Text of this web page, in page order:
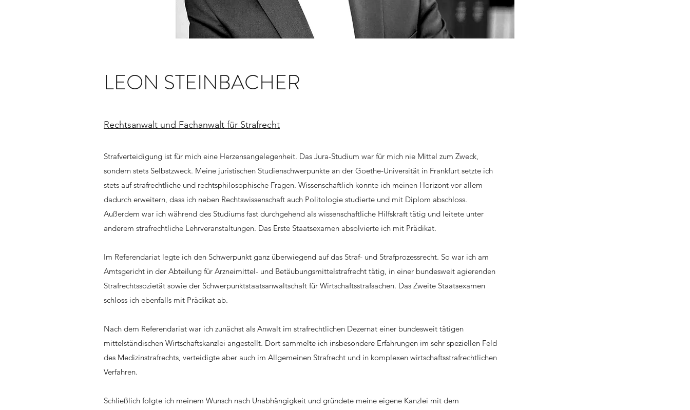
LEON STEINBACHER
Rechtsanwalt und Fachanwalt für Strafrecht
Strafverteidigung ist für mich eine Herzensangelegenheit. Das Jura-Studium war für mich nie Mittel zum Zweck,
sondern stets Selbstzweck. Meine juristischen Studienschwerpunkte an der Goethe-Universität in Frankfurt setzte ich
stets auf strafrechtliche und rechtsphilosophische Fragen. Wissenschaftlich konnte ich meinen Horizont vor allem
dadurch erweitern, dass ich neben Rechtswissenschaft auch Politologie studierte und mit Diplom abschloss.
Außerdem war ich während des Studiums fast durchgehend als wissenschaftliche Hilfskraft tätig und leitete unter
anderem strafrechtliche Lehrveranstaltungen. Das Erste Staatsexamen absolvierte ich mit Prädikat.
Im Referendariat legte ich den Schwerpunkt ganz überwiegend auf das Straf- und Strafprozessrecht. So war ich am
Amtsgericht in der Abteilung für Arzneimittel- und Betäubungsmittelstrafrecht tätig, in einer bundesweit agierenden
Strafrechtssozietät sowie der Schwerpunktstaatsanwaltschaft für Wirtschaftsstrafsachen. Das Zweite Staatsexamen
schloss ich ebenfalls mit Prädikat ab.
Nach dem Referendariat war ich zunächst als Anwalt im strafrechtlichen Dezernat einer bundesweit tätigen
mittelständischen Wirtschaftskanzlei angestellt. Dort sammelte ich insbesondere Erfahrungen im sehr speziellen Feld
des Medizinstrafrechts, verteidigte aber auch im Allgemeinen Strafrecht und in komplexen wirtschaftsstrafrechtlichen
Verfahren.
Schließlich folgte ich meinem Wunsch nach Unabhängigkeit und gründete meine eigene Kanzlei mit dem